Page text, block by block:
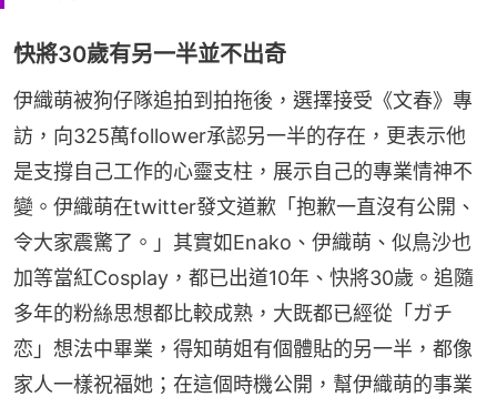
快將30歲有另一半並不出奇
伊織萌被狗仔隊追拍到拍拖後，選擇接受《文春》專
訪，向325萬follower承認另一半的存在，更表示他
是支撐自己工作的心靈支柱，展示自己的專業情神不
變。伊織萌在twitter發文道歉「抱歉一直沒有公開、
令大家震驚了。」其實如Enako、伊織萌、似鳥沙也
加等當紅Cosplay，都已出道10年、快將30歲。追隨
多年的粉絲思想都比較成熟，大既都已經從「ガチ
恋」想法中畢業，得知萌姐有個體貼的另一半，都像
家人一樣祝福她；在這個時機公開，幫伊織萌的事業